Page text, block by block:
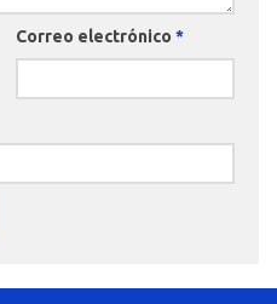
Correo electrónico *